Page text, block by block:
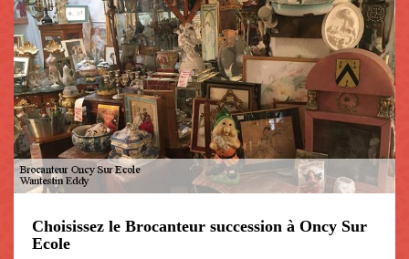
Choisissez le Brocanteur succession à Oncy Sur
Ecole